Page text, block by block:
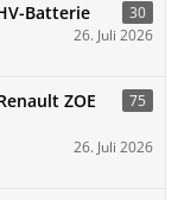
Batterie
30
26. Juli 2026
ZOE
75
26. Juli 2026